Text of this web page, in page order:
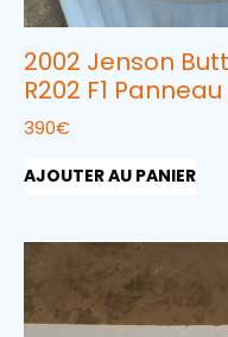
2002 Jenson
R202 F1
390€
AJOUTER AU PANIER